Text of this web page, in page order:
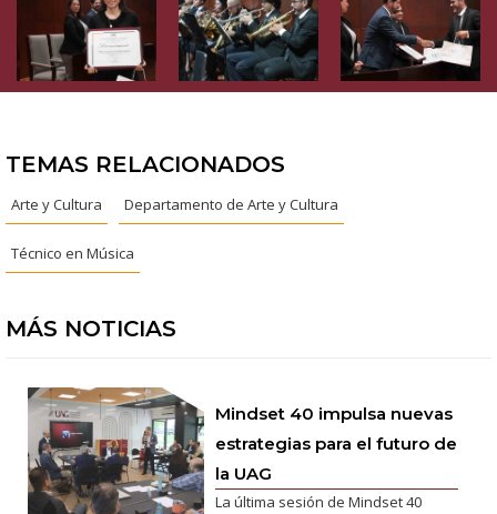
TEMAS RELACIONADOS
Arte y Cultura Departamento de Arte y Cultura
Técnico en Música
MÁS NOTICIAS
Mindset 40 impulsa nuevas
estrategias para el futuro de
la UAG
La última sesión de Mindset 40